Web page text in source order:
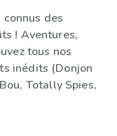
des
! Aventures,
tous nos
inédits (Donjon
Totally Spies,